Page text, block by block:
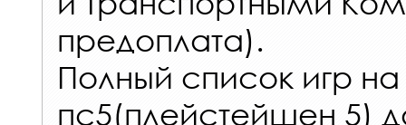
предоплата).
Полный список игр на
пс5(плейстейшен 5)